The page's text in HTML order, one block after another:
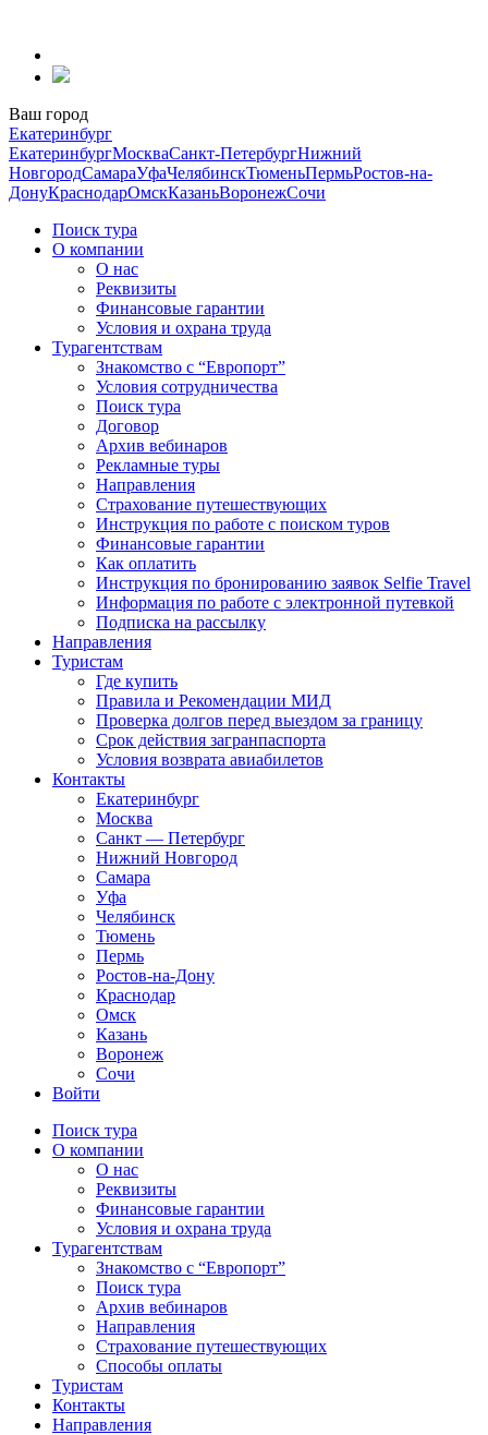
содержанию
Ваш город
Екатеринбург
ЕкатеринбургМоскваСанкт-ПетербургНижний
НовгородСамараУфаЧелябинскТюменьПермьРостов-на-
ДонуКраснодарОмскКазаньВоронежСочи
Поиск тура
О компании
О нас
Реквизиты
Финансовые гарантии
Условия и охрана труда
Турагентствам
Знакомство с “Европорт”
Условия сотрудничества
Поиск тура
Договор
Архив вебинаров
Рекламные туры
Направления
Страхование путешествующих
Инструкция по работе с поиском туров
Финансовые гарантии
Как оплатить
Инструкция по бронированию заявок Selfie Travel
Информация по работе с электронной путевкой
Подписка на рассылку
Направления
Туристам
Где купить
Правила и Рекомендации МИД
Проверка долгов перед выездом за границу
Срок действия загранпаспорта
Условия возврата авиабилетов
Контакты
Екатеринбург
Москва
Санкт — Петербург
Нижний Новгород
Самара
Уфа
Челябинск
Тюмень
Пермь
Ростов-на-Дону
Краснодар
Омск
Казань
Воронеж
Сочи
Войти
Поиск тура
О компании
О нас
Реквизиты
Финансовые гарантии
Условия и охрана труда
Турагентствам
Знакомство с “Европорт”
Поиск тура
Архив вебинаров
Направления
Страхование путешествующих
Способы оплаты
Туристам
Контакты
Направления